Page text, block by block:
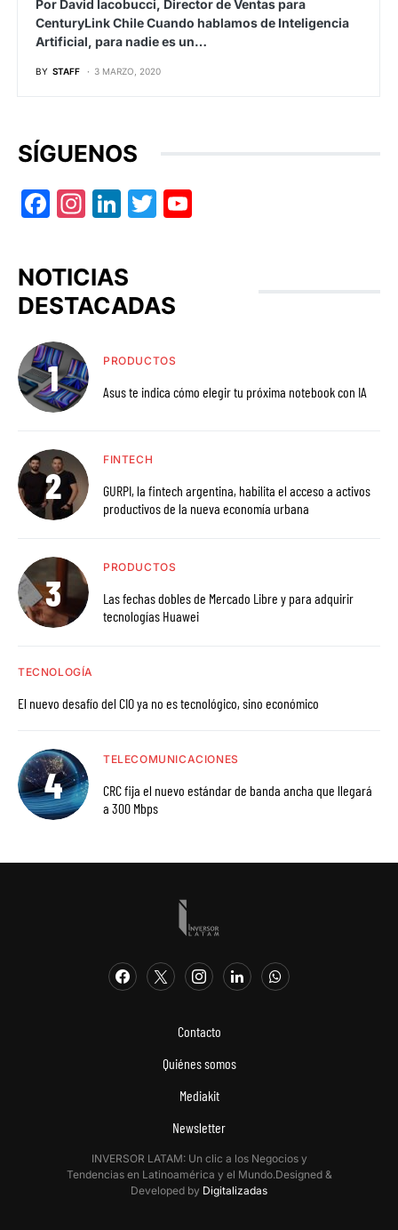
Por David Iacobucci, Director de Ventas para
CenturyLink Chile Cuando hablamos de Inteligencia
Artificial, para nadie es un…
BY STAFF 3 MARZO, 2020
SÍGUENOS
Facebook
Instagram
LinkedIn
Twitter
NOTICIAS
DESTACADAS
PRODUCTOS
Asus te indica cómo elegir tu próxima notebook con IA
FINTECH
GURPI, la fintech argentina, habilita el acceso a activos
productivos de la nueva economía urbana
PRODUCTOS
Las fechas dobles de Mercado Libre y para adquirir
tecnologías Huawei
TECNOLOGÍA
El nuevo desafío del CIO ya no es tecnológico, sino económico
TELECOMUNICACIONES
CRC fija el nuevo estándar de banda ancha que llegará
a 300 Mbps
Contacto
Quiénes somos
Mediakit
Newsletter
INVERSOR LATAM: Un clic a los Negocios y
Tendencias en Latinoamérica y el Mundo.Designed &
Developed by Digitalizadas